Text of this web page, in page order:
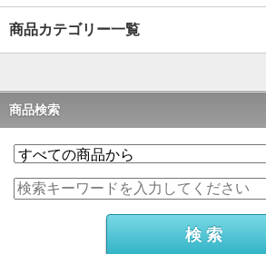
商品カテゴリー一覧
商品検索